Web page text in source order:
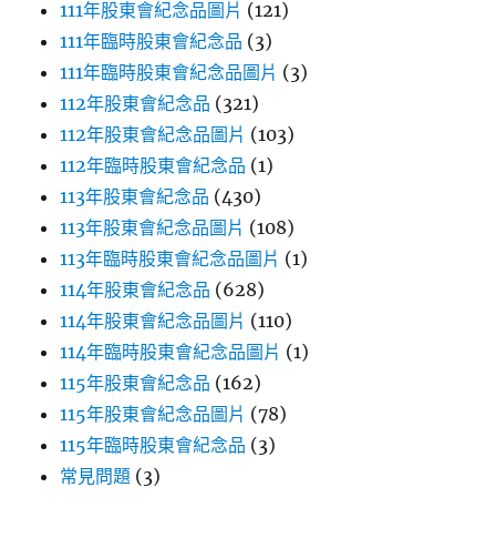
111年股東會紀念品圖片 (121)
111年臨時股東會紀念品 (3)
111年臨時股東會紀念品圖片 (3)
112年股東會紀念品 (321)
112年股東會紀念品圖片 (103)
112年臨時股東會紀念品 (1)
113年股東會紀念品 (430)
113年股東會紀念品圖片 (108)
113年臨時股東會紀念品圖片 (1)
114年股東會紀念品 (628)
114年股東會紀念品圖片 (110)
114年臨時股東會紀念品圖片 (1)
115年股東會紀念品 (162)
115年股東會紀念品圖片 (78)
115年臨時股東會紀念品 (3)
常見問題 (3)